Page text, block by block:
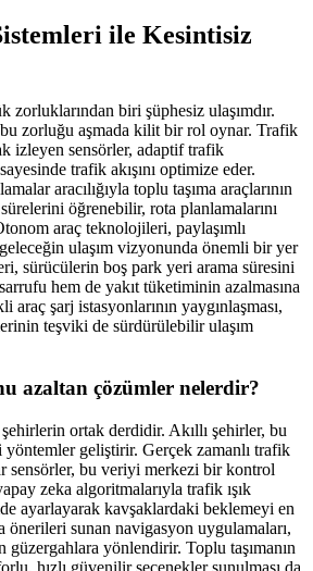
ile Kesintisiz
zorluklarından biri şüphesiz ulaşımdır.
bu zorluğu aşmada kilit bir rol oynar. Trafik
izleyen sensörler, adaptif trafik
trafik akışını optimize eder.
aracılığıyla toplu taşıma araçlarının
öğrenebilir, rota planlamalarını
araç teknolojileri, paylaşımlı
ulaşım vizyonunda önemli bir yer
sürücülerin boş park yeri arama süresini
hem de yakıt tüketiminin azalmasına
araç şarj istasyonlarının yaygınlaşması,
teşviki de sürdürülebilir ulaşım
azaltan çözümler nelerdir?
şehirlerin ortak derdidir. Akıllı şehirler, bu
yöntemler geliştirir. Gerçek zamanlı trafik
sensörler, bu veriyi merkezi bir kontrol
zeka algoritmalarıyla trafik ışık
ayarlayarak kavşaklardaki beklemeyi en
sunan navigasyon uygulamaları,
güzergahlara yönlendirir. Toplu taşımanın
hızlı güvenilir seçenekler sunulması da